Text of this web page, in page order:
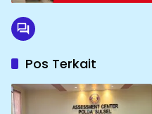
Pos Terkait